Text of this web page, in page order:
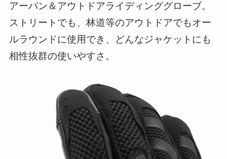
アーバン＆アウトドアライディンググローブ。
ストリートでも、林道等のアウトドアでもオー
ルラウンドに使用でき、どんなジャケットにも
相性抜群の使いやすさ。